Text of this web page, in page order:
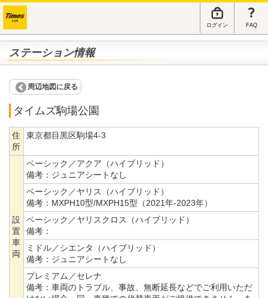
ログイン FAQ
ステーション情報
周辺地図に戻る
タイムズ駒場公園
住
所
東京都目黒区駒場4-3
設
置
車
両
ベーシック／アクア（ハイブリッド）
備考： ジュニアシートなし
ベーシック／ヤリス（ハイブリッド）
備考： MXPH10型/MXPH15型（2021年-2023年）
ベーシック／ヤリスクロス（ハイブリッド）
備考：
ミドル／シエンタ（ハイブリッド）
備考： ジュニアシートなし
プレミアム／セレナ
備考： 車両のトラブル、事故、無断延長などでご利用いただ